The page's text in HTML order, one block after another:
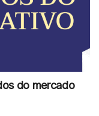
do mercado